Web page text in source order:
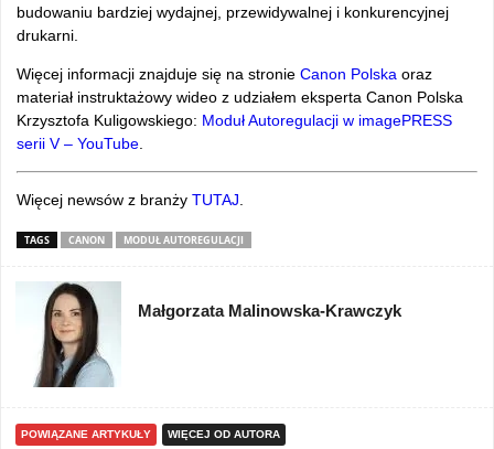
budowaniu bardziej wydajnej, przewidywalnej i konkurencyjnej
drukarni.
Więcej informacji znajduje się na stronie Canon Polska oraz
materiał instruktażowy wideo z udziałem eksperta Canon Polska
Krzysztofa Kuligowskiego: Moduł Autoregulacji w imagePRESS
serii V – YouTube
Więcej newsów z branży TUTAJ
TAGS CANON MODUŁ AUTOREGULACJI
Małgorzata Malinowska-Krawczyk
POWIĄZANE ARTYKUŁY WIĘCEJ OD AUTORA